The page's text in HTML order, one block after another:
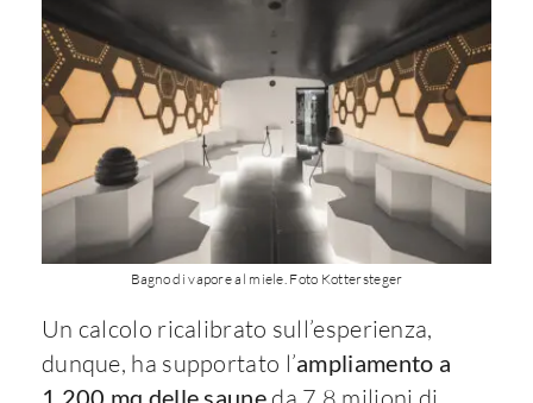
Bagno di vapore al miele. Foto Kottersteger
Un calcolo ricalibrato sull’esperienza,
dunque, ha supportato l’ampliamento a